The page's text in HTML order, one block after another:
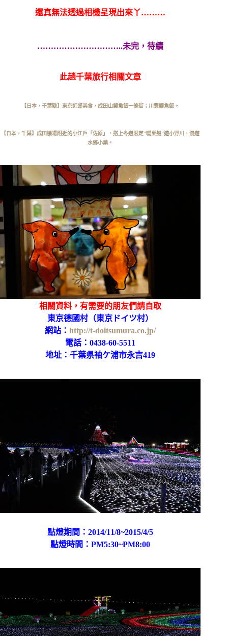
還真無法透過相機呈現出來丫………
…………………………..未完，待續
此趟千葉旅行相關文章
【日本，千葉縣】東京近郊美食，成田山鰻魚飯一條街；川豐鰻魚飯。
【日本，千葉】成田機場附近的小江戶「佐原」，搭上冬遊限定”暖桌船”遊小野川，漫遊
水鄉小鎮。
相關資料，有需要的朋友們請自取
東京德國村（東京ドイツ村）
網站：http://t-doitsumura.co.jp/
電話：0438-60-5511
地址：千葉県袖ケ浦市永吉419
點燈期間：2014/11/8~2015/4/5
點燈時間：PM5:30~PM8:00